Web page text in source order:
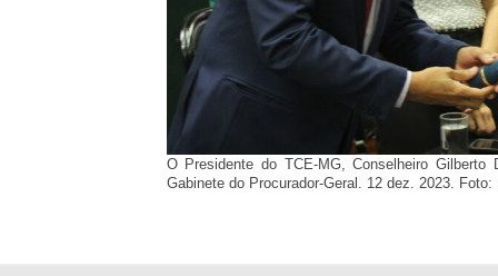
O Presidente do TCE-MG, Conselheiro
Gabinete do Procurador-Geral. 12 dez. 2023. Foto: